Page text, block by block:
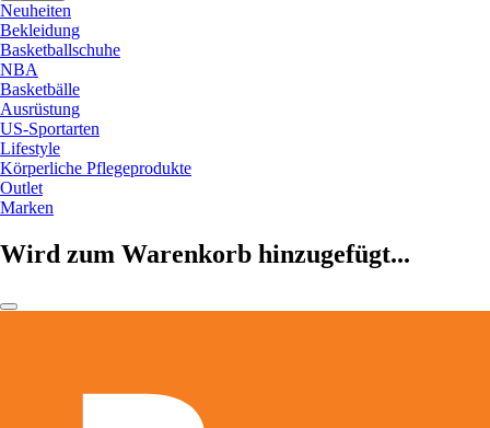
Neuheiten
Bekleidung
Basketballschuhe
NBA
Basketbälle
Ausrüstung
US-Sportarten
Lifestyle
Körperliche Pflegeprodukte
Outlet
Marken
Wird zum Warenkorb hinzugefügt...